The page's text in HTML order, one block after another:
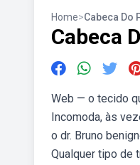
Home>Cabeca Do
Cabeca
Web — o tecido
Incomoda, às
o dr. Bruno
Qualquer tipo de